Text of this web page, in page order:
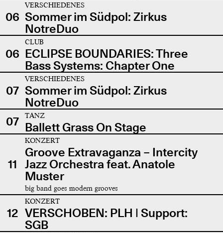
06
VERSCHIEDENES
Sommer im Südpol: Zirkus
NotreDuo
06
CLUB
ECLIPSE BOUNDARIES: Three
Bass Systems: Chapter One
07
VERSCHIEDENES
Sommer im Südpol: Zirkus
NotreDuo
07
TANZ
Ballett Grass On Stage
11
KONZERT
Groove Extravaganza – Intercity
Jazz Orchestra feat. Anatole
Muster
big band goes modern grooves
12
KONZERT
VERSCHOBEN: PLH | Support:
SGB